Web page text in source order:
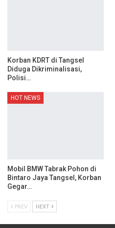
Korban KDRT di Tangsel
Diduga Dikriminalisasi,
Polisi…
HOT NEWS
Mobil BMW Tabrak Pohon di
Bintaro Jaya Tangsel, Korban
Gegar…
PREV NEXT